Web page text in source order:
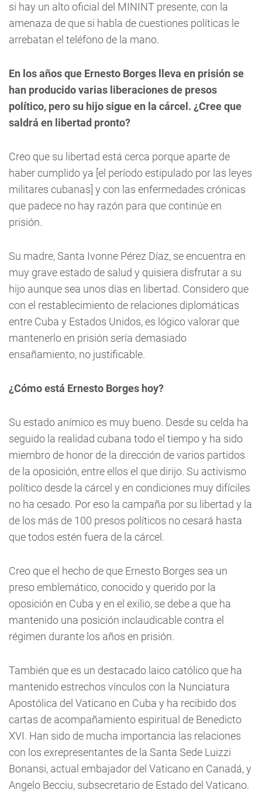
si hay un alto oficial del MININT presente, con la
amenaza de que si habla de cuestiones políticas le
arrebatan el teléfono de la mano.
En los años que Ernesto Borges lleva en prisión se
han producido varias liberaciones de presos
político, pero su hijo sigue en la cárcel. ¿Cree que
saldrá en libertad pronto?
Creo que su libertad está cerca porque aparte de
haber cumplido ya [el período estipulado por las leyes
militares cubanas] y con las enfermedades crónicas
que padece no hay razón para que continúe en
prisión.
Su madre, Santa Ivonne Pérez Díaz, se encuentra en
muy grave estado de salud y quisiera disfrutar a su
hijo aunque sea unos días en libertad. Considero que
con el restablecimiento de relaciones diplomáticas
entre Cuba y Estados Unidos, es lógico valorar que
mantenerlo en prisión sería demasiado
ensañamiento, no justificable.
¿Cómo está Ernesto Borges hoy?
Su estado anímico es muy bueno. Desde su celda ha
seguido la realidad cubana todo el tiempo y ha sido
miembro de honor de la dirección de varios partidos
de la oposición, entre ellos el que dirijo. Su activismo
político desde la cárcel y en condiciones muy difíciles
no ha cesado. Por eso la campaña por su libertad y la
de los más de 100 presos políticos no cesará hasta
que todos estén fuera de la cárcel.
Creo que el hecho de que Ernesto Borges sea un
preso emblemático, conocido y querido por la
oposición en Cuba y en el exilio, se debe a que ha
mantenido una posición inclaudicable contra el
régimen durante los años en prisión.
También que es un destacado laico católico que ha
mantenido estrechos vínculos con la Nunciatura
Apostólica del Vaticano en Cuba y ha recibido dos
cartas de acompañamiento espiritual de Benedicto
XVI. Han sido de mucha importancia las relaciones
con los exrepresentantes de la Santa Sede Luizzi
Bonansi, actual embajador del Vaticano en Canadá, y
Angelo Becciu, subsecretario de Estado del Vaticano.